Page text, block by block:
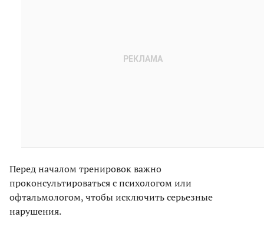
Перед началом тренировок важно
проконсультироваться с психологом или
офтальмологом, чтобы исключить серьезные
нарушения.